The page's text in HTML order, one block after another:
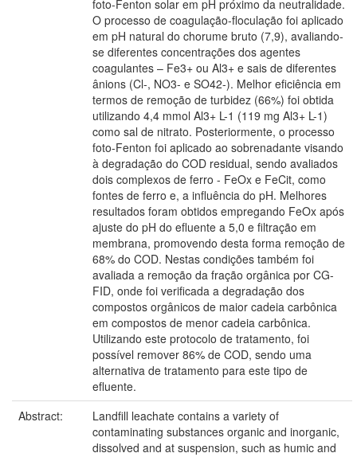
foto-Fenton solar em pH próximo da neutralidade.
O processo de coagulação-floculação foi aplicado
em pH natural do chorume bruto (7,9), avaliando-
se diferentes concentrações dos agentes
coagulantes – Fe3+ ou Al3+ e sais de diferentes
ânions (Cl-, NO3- e SO42-). Melhor eficiência em
termos de remoção de turbidez (66%) foi obtida
utilizando 4,4 mmol Al3+ L-1 (119 mg Al3+ L-1)
como sal de nitrato. Posteriormente, o processo
foto-Fenton foi aplicado ao sobrenadante visando
à degradação do COD residual, sendo avaliados
dois complexos de ferro - FeOx e FeCit, como
fontes de ferro e, a influência do pH. Melhores
resultados foram obtidos empregando FeOx após
ajuste do pH do efluente a 5,0 e filtração em
membrana, promovendo desta forma remoção de
68% do COD. Nestas condições também foi
avaliada a remoção da fração orgânica por CG-
FID, onde foi verificada a degradação dos
compostos orgânicos de maior cadeia carbônica
em compostos de menor cadeia carbônica.
Utilizando este protocolo de tratamento, foi
possível remover 86% de COD, sendo uma
alternativa de tratamento para este tipo de
efluente.
Abstract:
Landfill leachate contains a variety of
contaminating substances organic and inorganic,
dissolved and at suspension, such as humic and